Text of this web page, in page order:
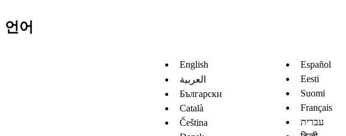
언어
English
العربية
Български
Català
Čeština
Español
Eesti
Suomi
Français
עברית